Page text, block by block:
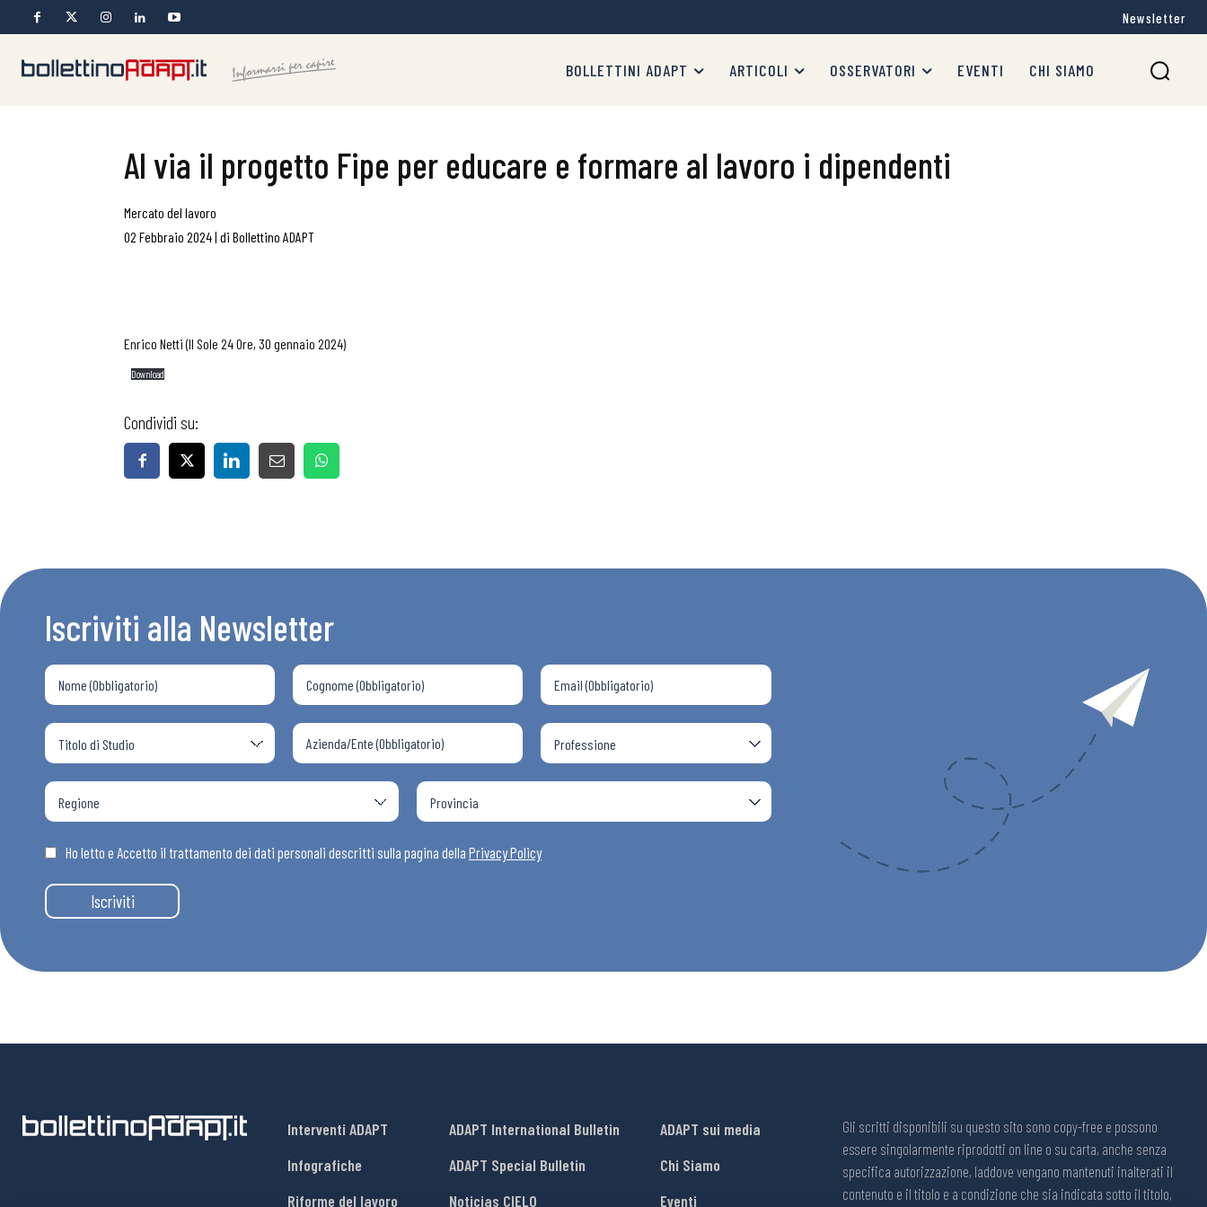
Bollettini ADAPT
Articoli
Osservatori
Newsletter
BOLLETTINI ADAPT ARTICOLI OSSERVATORI EVENTI CHI SIAMO
Al via il progetto Fipe per educare e formare al lavoro i dipendenti
Mercato del lavoro
02 Febbraio 2024| di Bollettino ADAPT
Enrico Netti (Il Sole 24 Ore, 30 gennaio 2024)
Download
Condividi su:
Iscriviti alla Newsletter
Ho letto e Accetto il trattamento dei dati personali descritti sulla pagina della Privacy Policy
Iscriviti
Interventi ADAPT
Infografiche
Riforme del lavoro
ADAPT International Bulletin
ADAPT Special Bulletin
Noticias CIELO
ADAPT sui media
Chi Siamo
Eventi
Gli scritti disponibili su questo sito sono copy-free e possono
essere singolarmente riprodotti on line o su carta, anche senza
specifica autorizzazione, laddove vengano mantenuti inalterati il
contenuto e il titolo e a condizione che sia indicata sotto il titolo,